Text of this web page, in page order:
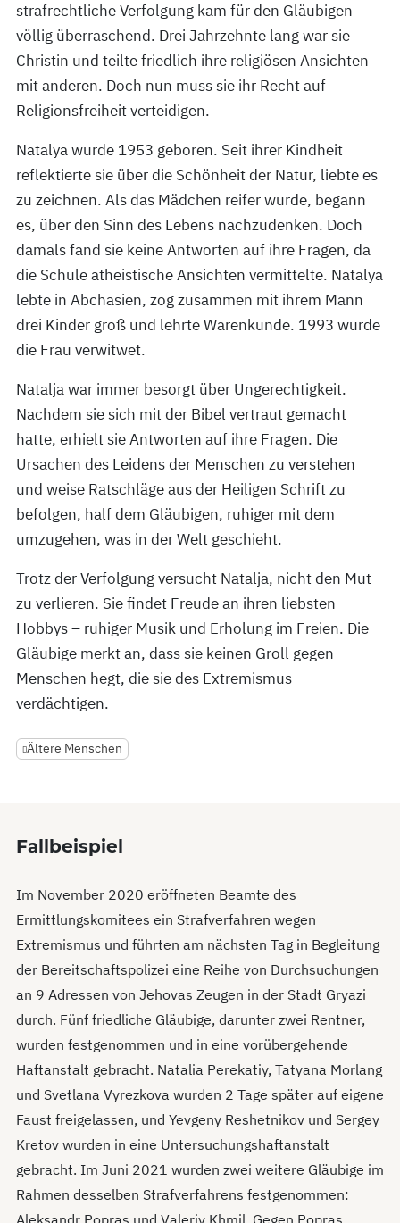
strafrechtliche Verfolgung kam für den Gläubigen
völlig überraschend. Drei Jahrzehnte lang war sie
Christin und teilte friedlich ihre religiösen Ansichten
mit anderen. Doch nun muss sie ihr Recht auf
Religionsfreiheit verteidigen.
Natalya wurde 1953 geboren. Seit ihrer Kindheit
reflektierte sie über die Schönheit der Natur, liebte es
zu zeichnen. Als das Mädchen reifer wurde, begann
es, über den Sinn des Lebens nachzudenken. Doch
damals fand sie keine Antworten auf ihre Fragen, da
die Schule atheistische Ansichten vermittelte. Natalya
lebte in Abchasien, zog zusammen mit ihrem Mann
drei Kinder groß und lehrte Warenkunde. 1993 wurde
die Frau verwitwet.
Natalja war immer besorgt über Ungerechtigkeit.
Nachdem sie sich mit der Bibel vertraut gemacht
hatte, erhielt sie Antworten auf ihre Fragen. Die
Ursachen des Leidens der Menschen zu verstehen
und weise Ratschläge aus der Heiligen Schrift zu
befolgen, half dem Gläubigen, ruhiger mit dem
umzugehen, was in der Welt geschieht.
Trotz der Verfolgung versucht Natalja, nicht den Mut
zu verlieren. Sie findet Freude an ihren liebsten
Hobbys – ruhiger Musik und Erholung im Freien. Die
Gläubige merkt an, dass sie keinen Groll gegen
Menschen hegt, die sie des Extremismus
verdächtigen.
Ältere Menschen
Fallbeispiel
Im November 2020 eröffneten Beamte des
Ermittlungskomitees ein Strafverfahren wegen
Extremismus und führten am nächsten Tag in Begleitung
der Bereitschaftspolizei eine Reihe von Durchsuchungen
an 9 Adressen von Jehovas Zeugen in der Stadt Gryazi
durch. Fünf friedliche Gläubige, darunter zwei Rentner,
wurden festgenommen und in eine vorübergehende
Haftanstalt gebracht. Natalia Perekatiy, Tatyana Morlang
und Svetlana Vyrezkova wurden 2 Tage später auf eigene
Faust freigelassen, und Yevgeny Reshetnikov und Sergey
Kretov wurden in eine Untersuchungshaftanstalt
gebracht. Im Juni 2021 wurden zwei weitere Gläubige im
Rahmen desselben Strafverfahrens festgenommen:
Aleksandr Popras und Valeriy Khmil. Gegen Popras